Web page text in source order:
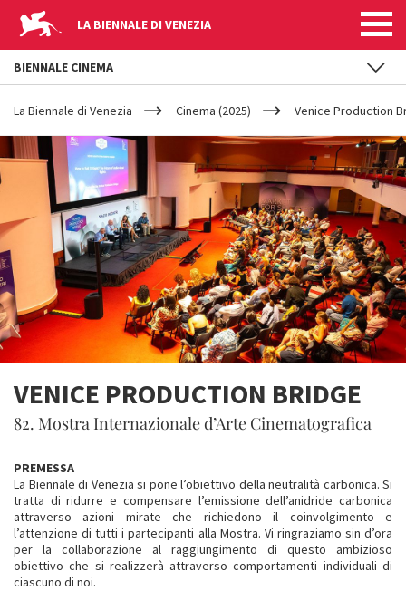
LA BIENNALE DI VENEZIA
YOUR
ARE
HERE
La Biennale di Venezia Cinema (2025) Venice Production
VENICE PRODUCTION BRIDGE
82. Mostra Internazionale d’Arte Cinematografica
PREMESSA
La Biennale di Venezia si pone l’obiettivo della neutralità carbonica. Si
tratta di ridurre e compensare l’emissione dell’anidride carbonica
attraverso azioni mirate che richiedono il coinvolgimento e
l’attenzione di tutti i partecipanti alla Mostra. Vi ringraziamo sin d’ora
per la collaborazione al raggiungimento di questo ambizioso
obiettivo che si realizzerà attraverso comportamenti individuali di
ciascuno di noi.
BIENNALE CINEMA